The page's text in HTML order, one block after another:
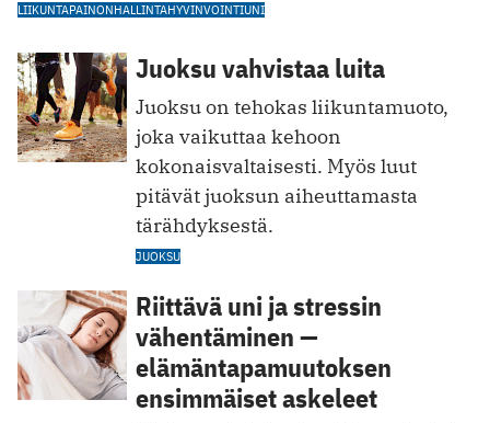
LIIKUNTAPAINONHALLINTAHYVINVOINTIUNI
Juoksu vahvistaa luita
Juoksu on tehokas liikuntamuoto,
joka vaikuttaa kehoon
kokonaisvaltaisesti. Myös luut
pitävät juoksun aiheuttamasta
tärähdyksestä.
JUOKSU
Riittävä uni ja stressin
vähentäminen —
elämäntapamuutoksen
ensimmäiset askeleet